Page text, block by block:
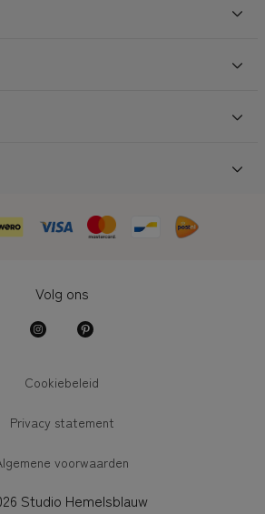
Volg ons
Cookiebeleid
Privacy statement
voorwaarden
Studio Hemelsblauw